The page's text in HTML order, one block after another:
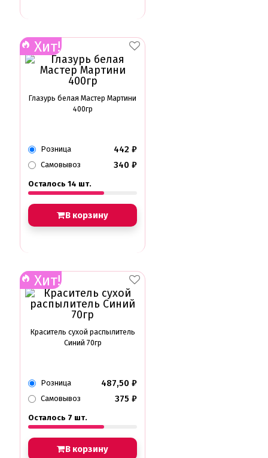
Шоколад для кондитеров
Электроника
Хит!
Глазурь белая Мастер Мартини
400гр
Розница 442 ₽
Самовывоз 340 ₽
Осталось 14 шт.
В корзину
Хит!
Краситель сухой распылитель
Синий 70гр
Розница 487,50 ₽
Самовывоз 375 ₽
Осталось 7 шт.
В корзину